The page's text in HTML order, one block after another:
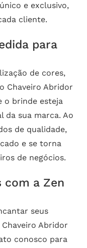
e exclusivo,
cliente.
para
de cores,
Chaveiro Abridor
o brinde esteja
da sua marca. Ao
de qualidade,
e se torna
de negócios.
com a Zen
seus
Abridor
conosco para